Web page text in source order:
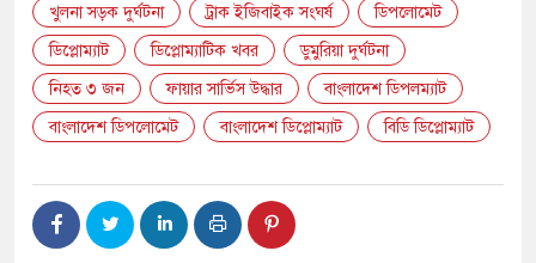
খুলনা সড়ক দুর্ঘটনা
ট্রাক ইজিবাইক সংঘর্ষ
ডিপলোমেট
ডিপ্লোম্যাট
ডিপ্লোম্যাটিক খবর
ডুমুরিয়া দুর্ঘটনা
নিহত ৩ জন
ফায়ার সার্ভিস উদ্ধার
বাংলাদেশ ডিপলম্যাট
বাংলাদেশ ডিপলোমেট
বাংলাদেশ ডিপ্লোম্যাট বিডি ডিপ্লোম্যাট